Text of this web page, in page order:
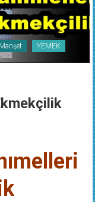
Manşet YEMEK